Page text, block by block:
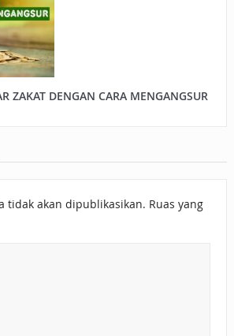
ZAKAT DENGAN CARA MENGANGSUR
tidak akan dipublikasikan. Ruas yang